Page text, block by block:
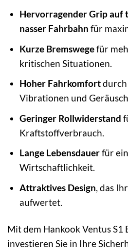
Hervorragender Grip auf
nasser Fahrbahn für
Kurze Bremswegefür
kritischen Situationen.
Hoher Fahrkomfortdurch
Vibrationen und
Geringer Rollwiderstand
Kraftstoffverbrauch.
Lange Lebensdauerfür
Wirtschaftlichkeit.
Attraktives Design, das
aufwertet.
Mit dem Hankook Ventus S1
investieren Sie in Ihre